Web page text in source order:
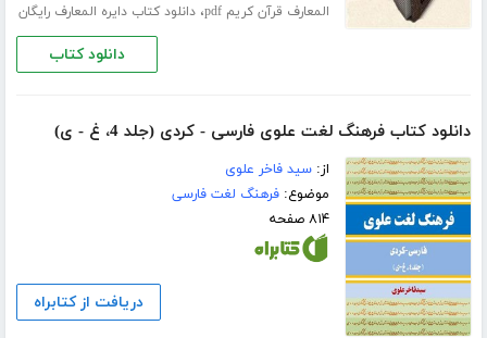
المعارف قرآن کریم pdf
،دانلود کتاب دایره المعارف رایگان
دانلود کتاب
دانلود کتاب فرهنگ لغت علوی فارسی - کردی (جلد 4، غ - ی)
از:سید فاخر علوی
موضوع:فرهنگ لغت فارسی
۸۱۴ صفحه
دریافت از کتابراه